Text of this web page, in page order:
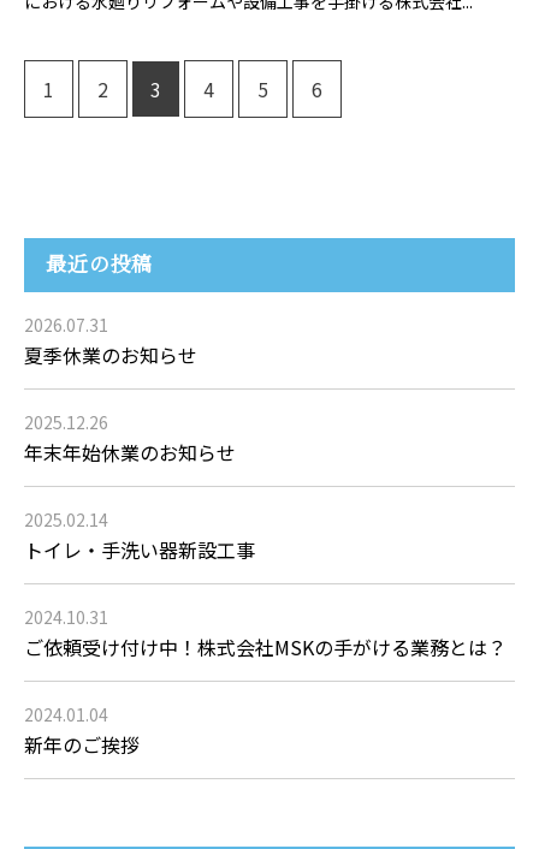
1 2 3 4 5 6
最近の投稿
2026.07.31
夏季休業のお知らせ
2025.12.26
年末年始休業のお知らせ
2025.02.14
トイレ・手洗い器新設工事
2024.10.31
ご依頼受け付け中！株式会社MSKの手がける業務とは？
2024.01.04
新年のご挨拶